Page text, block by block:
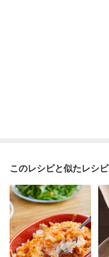
このレシピと似たレシピ